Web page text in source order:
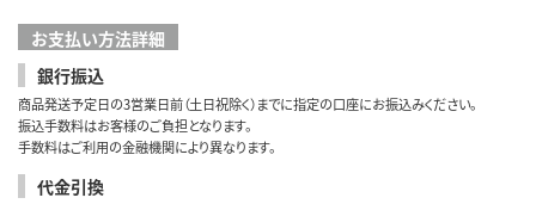
お支払い方法詳細
銀行振込
商品発送予定日の3営業日前（土日祝除く）までに指定の口座にお振込みください。
振込手数料はお客様のご負担となります。
手数料はご利用の金融機関により異なります。
代金引換